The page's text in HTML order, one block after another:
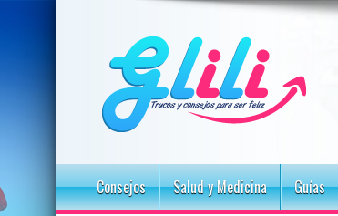
Consejos Salud y Medicina Guías